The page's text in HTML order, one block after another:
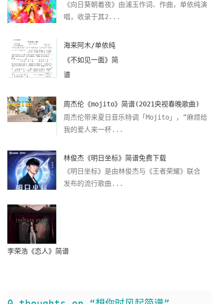
《向日葵朝着夜》由浦玉作词、作曲，单依纯演
唱，收录于其2...
海来阿木/单依纯
《不如见一面》简
谱
周杰伦《mojito》简谱(2021央视春晚歌曲)
周杰伦带来夏日音乐特调「Mojito」，“麻烦给
我的爱人来一杯...
林俊杰《明日坐标》简谱免费下载
《明日坐标》是由林俊杰与《王者荣耀》联合
发布的流行歌曲...
李荣浩《恋人》简谱